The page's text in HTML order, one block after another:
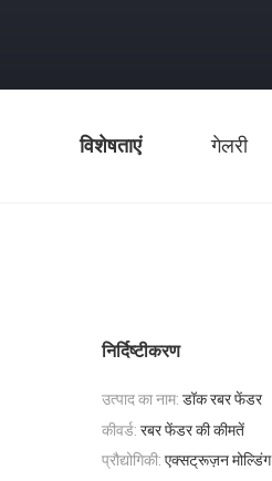
विशेषताएं गेलरी
निर्दिष्टीकरण
उत्पाद का नाम: डॉक रबर फेंडर
कीवर्ड: रबर फेंडर की कीमतें
प्रौद्योगिकी: एक्सट्रूज़न मोल्डिंग